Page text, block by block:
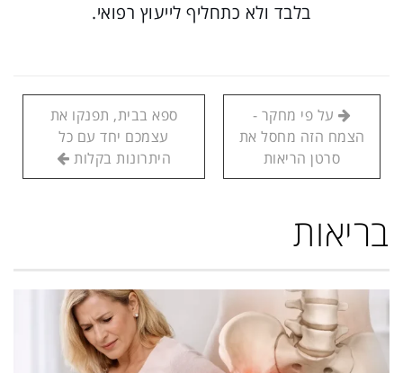
בלבד ולא כתחליף לייעוץ רפואי.
על פי מחקר -
הצמח הזה מחסל את
סרטן הריאות
ספא בבית, תפנקו את
עצמכם יחד עם כל
היתרונות בקלות
בריאות